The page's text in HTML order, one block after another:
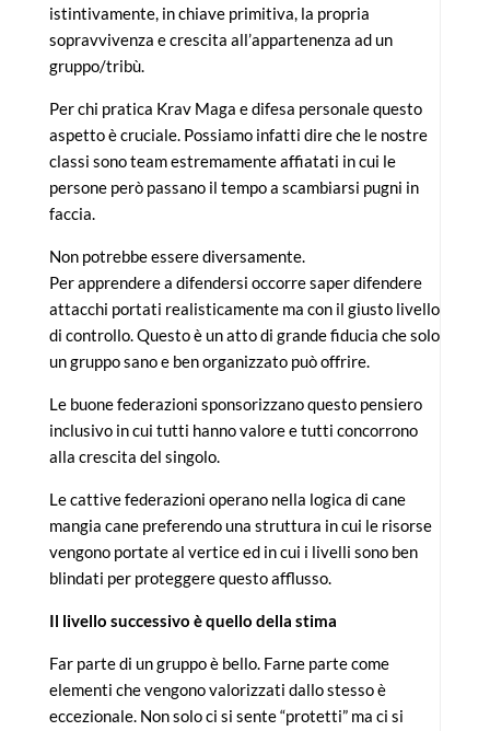
istintivamente, in chiave primitiva, la propria
sopravvivenza e crescita all’appartenenza ad un
gruppo/tribù.
Per chi pratica Krav Maga e difesa personale questo
aspetto è cruciale. Possiamo infatti dire che le nostre
classi sono team estremamente affiatati in cui le
persone però passano il tempo a scambiarsi pugni in
faccia.
Non potrebbe essere diversamente.
Per apprendere a difendersi occorre saper difendere
attacchi portati realisticamente ma con il giusto livello
di controllo. Questo è un atto di grande fiducia che solo
un gruppo sano e ben organizzato può offrire.
Le buone federazioni sponsorizzano questo pensiero
inclusivo in cui tutti hanno valore e tutti concorrono
alla crescita del singolo.
Le cattive federazioni operano nella logica di cane
mangia cane preferendo una struttura in cui le risorse
vengono portate al vertice ed in cui i livelli sono ben
blindati per proteggere questo afflusso.
Il livello successivo è quello della stima
Far parte di un gruppo è bello. Farne parte come
elementi che vengono valorizzati dallo stesso è
eccezionale. Non solo ci si sente “protetti” ma ci si